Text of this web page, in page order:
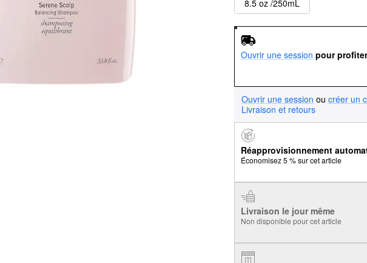
8.5 oz /250mL
Ouvrir une session pour
Ouvrir une session ou créer un
Livraison et retours
Réapprovisionnement
Économisez 5 % sur cet article
Livraison le jour même
Non disponible pour cet article